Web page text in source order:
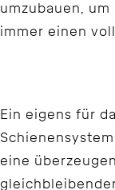
umzubauen,
immer einen
Ein eigens für
eine